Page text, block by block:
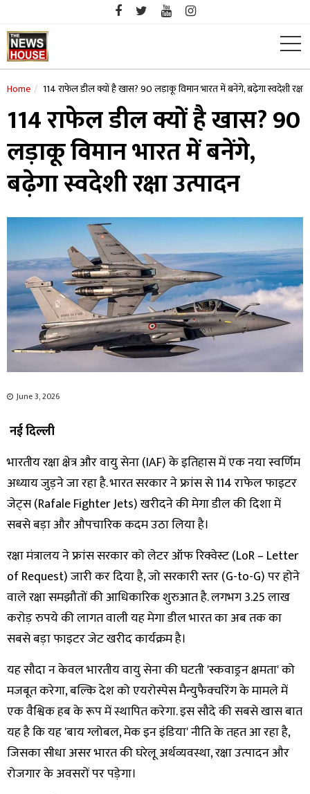
content
Home 114 राफेल डील क्यों है खास? 90 लड़ाकू विमान भारत में बनेंगे, बढ़ेगा स्वदेशी रक्षा
114 राफेल डील क्यों है खास? 90
लड़ाकू विमान भारत में बनेंगे,
बढ़ेगा स्वदेशी रक्षा उत्पादन
June 3, 2026
नई दिल्ली
भारतीय रक्षा क्षेत्र और वायु सेना (IAF) के इतिहास में एक नया स्वर्णिम
अध्याय जुड़ने जा रहा है. भारत सरकार ने फ्रांस से 114 राफेल फाइटर
जेट्स (Rafale Fighter Jets) खरीदने की मेगा डील की दिशा में
सबसे बड़ा और औपचारिक कदम उठा लिया है।
रक्षा मंत्रालय ने फ्रांस सरकार को लेटर ऑफ रिक्वेस्ट (LoR – Letter
of Request) जारी कर दिया है, जो सरकारी स्तर (G-to-G) पर होने
वाले रक्षा समझौतों की आधिकारिक शुरुआत है. लगभग 3.25 लाख
करोड़ रुपये की लागत वाली यह मेगा डील भारत का अब तक का
सबसे बड़ा फाइटर जेट खरीद कार्यक्रम है।
यह सौदा न केवल भारतीय वायु सेना की घटती 'स्कवाड्रन क्षमता' को
मजबूत करेगा, बल्कि देश को एयरोस्पेस मैन्युफैक्चरिंग के मामले में
एक वैश्विक हब के रूप में स्थापित करेगा. इस सौदे की सबसे खास बात
यह है कि यह 'बाय ग्लोबल, मेक इन इंडिया' नीति के तहत आ रहा है,
जिसका सीधा असर भारत की घरेलू अर्थव्यवस्था, रक्षा उत्पादन और
रोजगार के अवसरों पर पड़ेगा।